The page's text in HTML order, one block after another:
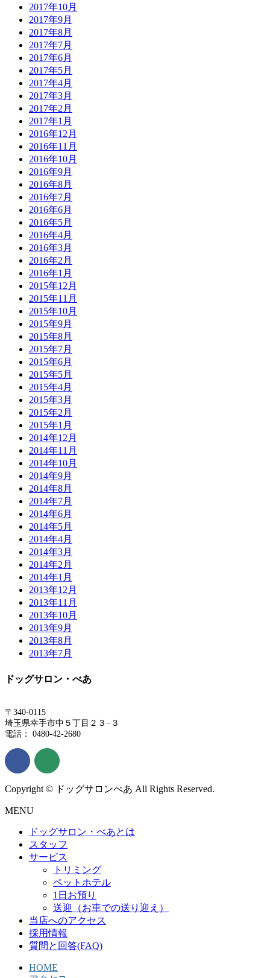
2017年10月
2017年9月
2017年8月
2017年7月
2017年6月
2017年5月
2017年4月
2017年3月
2017年2月
2017年1月
2016年12月
2016年11月
2016年10月
2016年9月
2016年8月
2016年7月
2016年6月
2016年5月
2016年4月
2016年3月
2016年2月
2016年1月
2015年12月
2015年11月
2015年10月
2015年9月
2015年8月
2015年7月
2015年6月
2015年5月
2015年4月
2015年3月
2015年2月
2015年1月
2014年12月
2014年11月
2014年10月
2014年9月
2014年8月
2014年7月
2014年6月
2014年5月
2014年4月
2014年3月
2014年2月
2014年1月
2013年12月
2013年11月
2013年10月
2013年9月
2013年8月
2013年7月
ドッグサロン・べあ
〒340-0115
埼玉県幸手市中５丁目２３−３
電話： 0480-42-2680
Copyright © ドッグサロンべあ All Rights Reserved.
MENU
ドッグサロン・べあとは
スタッフ
サービス
トリミング
ペットホテル
1日お預り
送迎（お車での送り迎え）
当店へのアクセス
採用情報
質問と回答(FAQ)
HOME